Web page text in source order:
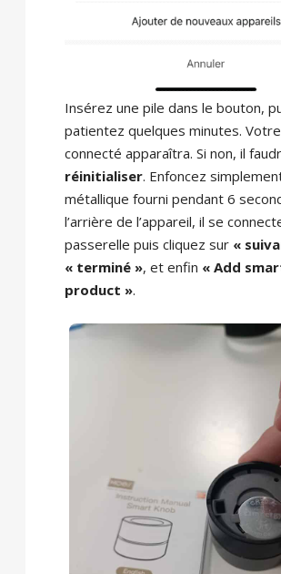
Insérez une pile dans le bouton,
patientez quelques minutes.
connecté apparaîtra. Si non, il
réinitialiser. Enfoncez
métallique fourni pendant 6
l’arrière de l’appareil, il se
passerelle puis cliquez sur «
« terminé », et enfin « Add
product ».